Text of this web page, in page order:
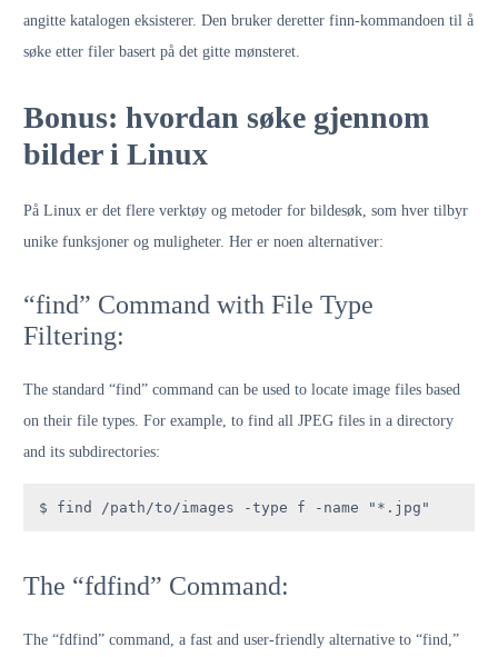
angitte katalogen eksisterer. Den bruker deretter finn-kommandoen til å
søke etter filer basert på det gitte mønsteret.
Bonus: hvordan søke gjennom
bilder i Linux
På Linux er det flere verktøy og metoder for bildesøk, som hver tilbyr
unike funksjoner og muligheter. Her er noen alternativer:
“find” Command with File Type
Filtering:
The standard “find” command can be used to locate image files based
on their file types. For example, to find all JPEG files in a directory
and its subdirectories:
$ find /path/to/images -type f -name "*.jpg"
The “fdfind” Command:
The “fdfind” command, a fast and user-friendly alternative to “find,”